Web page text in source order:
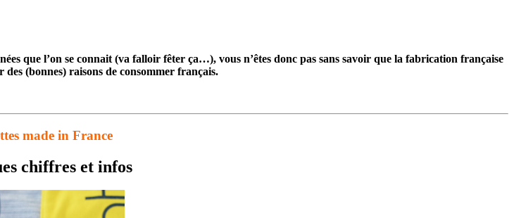
que l’on se connait (va falloir fêter ça…), vous n’êtes donc pas sans savoir que la fabrication française
(bonnes) raisons de consommer français.
made in France
chiffres et infos